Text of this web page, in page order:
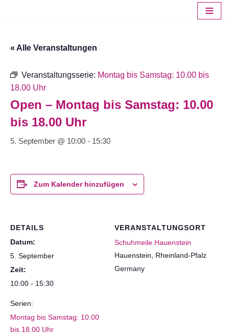
springen
« Alle Veranstaltungen
Veranstaltungsserie: Montag bis Samstag: 10.00 bis
18.00 Uhr
Open – Montag bis Samstag: 10.00
bis 18.00 Uhr
5. September @ 10:00 - 15:30
Zum Kalender hinzufügen
DETAILS
Datum:
5. September
Zeit:
10:00 - 15:30
Serien:
Montag bis Samstag: 10.00
bis 18.00 Uhr
VERANSTALTUNGSORT
Schuhmeile Hauenstein
Hauenstein
Rheinland-Pfalz
Germany